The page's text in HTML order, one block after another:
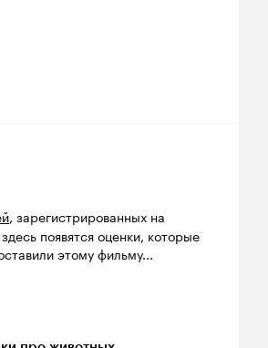
, зарегистрированных на
появятся оценки, которые
этому фильму...